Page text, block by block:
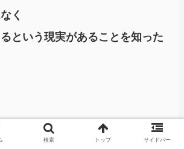
く
という現実があることを知った
2025/02/01(土) 08:19:56.43
検索 トップ サイドバー